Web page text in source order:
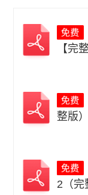
【完
整版
2（完